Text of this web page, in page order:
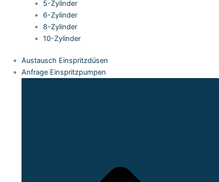
5-Zylinder
6-Zylinder
8-Zylinder
10-Zylinder
Austausch Einspritzdüsen
Anfrage Einspritzpumpen